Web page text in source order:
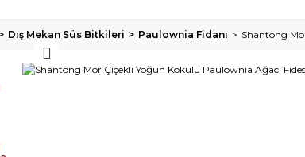
Dış Mekan Süs Bitkileri Paulownia Fidanı Shantong